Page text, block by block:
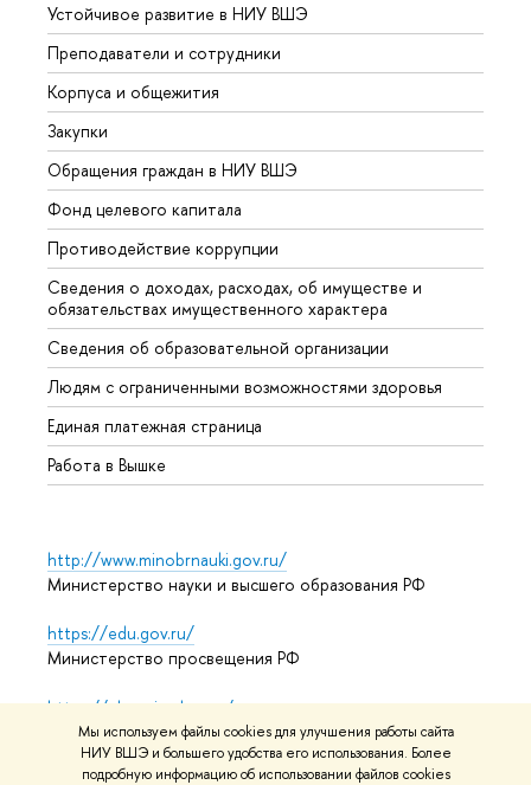
Мы используем файлы cookies для улучшения работы сайта
НИУ ВШЭ и большего удобства его использования. Более
подробную информацию об использовании файлов cookies
Устойчивое развитие в НИУ ВШЭ
Преподаватели и сотрудники
Корпуса и общежития
Закупки
Обращения граждан в НИУ ВШЭ
Фонд целевого капитала
Противодействие коррупции
Сведения о доходах, расходах, об имуществе и
обязательствах имущественного характера
Сведения об образовательной организации
Людям с ограниченными возможностями здоровья
Единая платежная страница
Работа в Вышке
http://www.minobrnauki.gov.ru/
Министерство науки и высшего образования РФ
https://edu.gov.ru/
Министерство просвещения РФ
https://elearning.hse.ru/mooc
Массовые открытые онлайн-курсы